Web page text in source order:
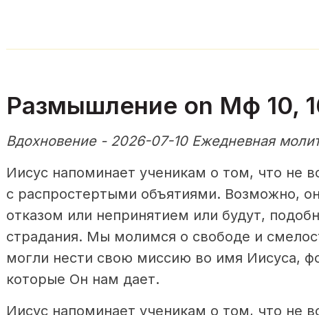
Размышление on Мф 10,
Вдохновение - 2026-07-10 Ежедневная
Иисус напоминает ученикам о том, что не
с распростертыми объятиями. Возможно,
отказом или непринятием или будут,
страдания. Мы молимся о свободе и
могли нести свою миссию во имя Иисуса,
которые Он нам дает.
Иисус напоминает ученикам о том, что не